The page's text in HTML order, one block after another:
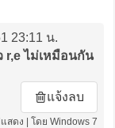
23:11 น.
r,e ไม่เหมือนกัน
แจ้งลบ
สดง | โดย Windows 7